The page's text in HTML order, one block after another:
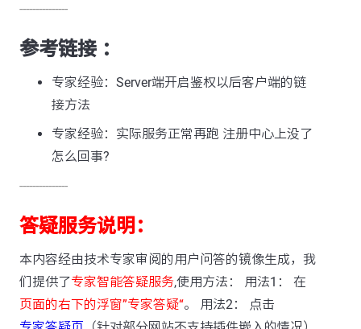
---------------
参考链接 ：
专家经验：Server端开启鉴权以后客户端的链
接方法
专家经验：实际服务正常再跑 注册中心上没了
怎么回事?
---------------
答疑服务说明：
本内容经由技术专家审阅的用户问答的镜像生成，我
们提供了专家智能答疑服务,使用方法： 用法1： 在
页面的右下的浮窗”专家答疑“。 用法2： 点击